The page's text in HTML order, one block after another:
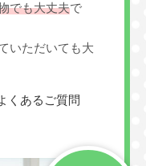
でも大丈夫で
いただいても大
くあるご質問